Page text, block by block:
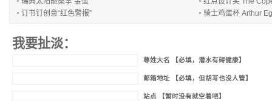
订书钉创意“红色警报”
骑士鸡蛋杯 Arthur
我要扯淡：
尊姓大名 【必填，潜水有碍健康】
邮箱地址 【必填，但胡写也没人管】
站点 【暂时没有就空着吧】